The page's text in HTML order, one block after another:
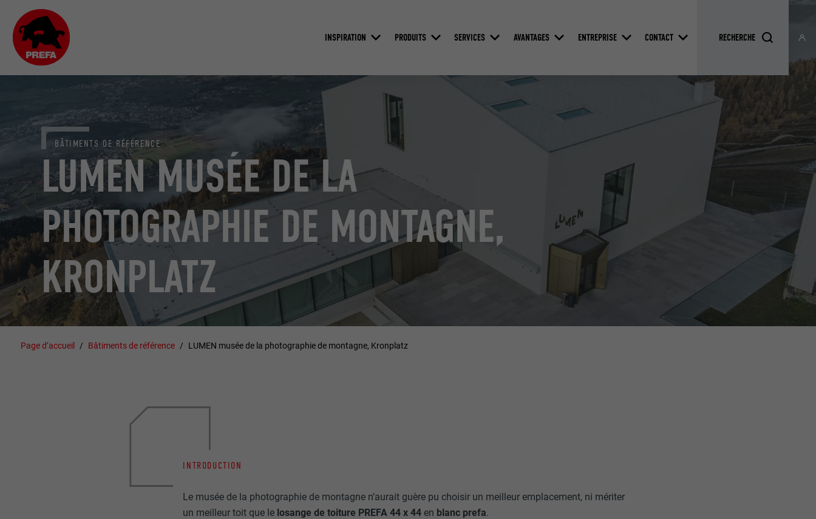
INSPIRATION PRODUITS SERVICES AVANTAGES ENTREPRISE CONTACT
LUMEN MUSÉE DE LA
PHOTOGRAPHIE DE MONTAGNE,
KRONPLATZ
BÂTIMENTS DE RÉFÉRENCE
Page d’accueil Bâtiments de référence LUMEN musée de la photographie de montagne, Kronplatz
INTRODUCTION
Le musée de la photographie de montagne n’aurait guère pu choisir un meilleur emplacement, ni mériter
un meilleur toit que le losange de toiture PREFA 44 x 44 en blanc prefa.